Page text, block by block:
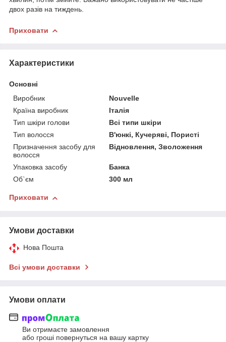
двох разів на тиждень.
Приховати
Характеристики
Основні
Виробник
Nouvelle
Країна виробник
Італія
Тип шкіри голови
Всі типи шкіри
Тип волосся
В'юнкі, Кучеряві, Пористі
Призначення засобу для
волосся
Відновлення, Зволоження
Упаковка засобу
Банка
Об`єм
300 мл
Приховати
Умови доставки
Нова Пошта
Всі умови доставки
Умови оплати
Ви отримаєте замовлення
або гроші повернуться на вашу картку